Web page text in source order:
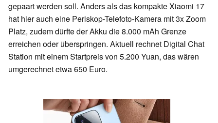
gepaart werden soll. Anders als das kompakte Xiaomi 17
hat hier auch eine Periskop-Telefoto-Kamera mit 3x Zoom
Platz, zudem dürfte der Akku die 8.000 mAh Grenze
erreichen oder überspringen. Aktuell rechnet Digital Chat
Station mit einem Startpreis von 5.200 Yuan, das wären
umgerechnet etwa 650 Euro.